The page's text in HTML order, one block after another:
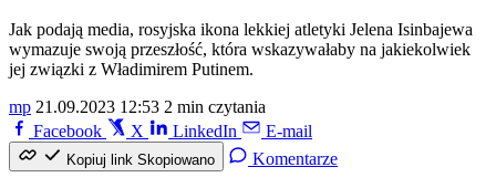
Jak podają media, rosyjska ikona lekkiej atletyki Jelena Isinbajewa
wymazuje swoją przeszłość, która wskazywałaby na jakiekolwiek
jej związki z Władimirem Putinem.
mp 21.09.2023 12:53 2 min czytania
Facebook
X LinkedIn E-mail
Kopiuj link Skopiowano Komentarze